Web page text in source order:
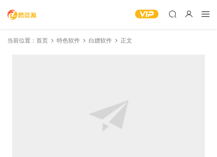
当前位置： 首页 特色软件 白嫖软件 正文